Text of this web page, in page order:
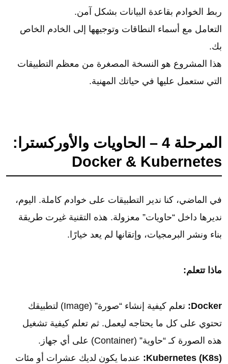
ربط الخوادم بقاعدة البيانات بشكل آمن.
التعامل مع أسماء النطاقات وتوجيهها إلى الخادم الخاص
بك.
هذا المشروع هو النسخة المصغرة من معظم التطبيقات
التي ستعمل عليها في حياتك المهنية.
المرحلة 4 – الحاويات والأوركسترا:
Docker & Kubernetes
في الماضي، كنا ندير التطبيقات على خوادم كاملة. اليوم،
نديرها داخل “حاويات” معزولة. هذه التقنية غيرت طريقة
بناء ونشر البرمجيات، وإتقانها لم يعد خيارًا.
ماذا تتعلم:
Docker:
تعلم كيفية إنشاء “صورة” (Image) لتطبيقك
تحتوي على كل ما يحتاجه ليعمل. ثم تعلم كيفية تشغيل
هذه الصورة كـ “حاوية” (Container) على أي جهاز.
Kubernetes (K8s):
عندما يكون لديك عشرات أو مئات